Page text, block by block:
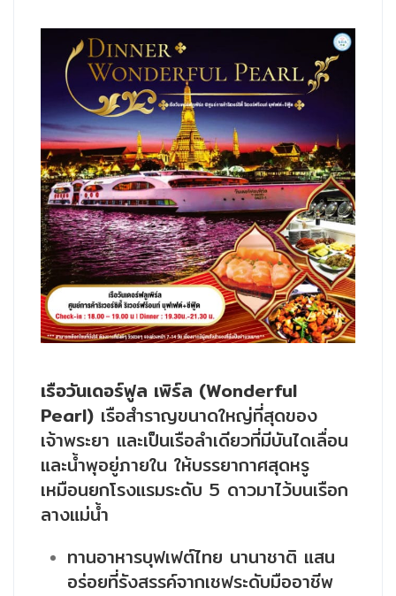
เรือวันเดอร์ฟูล เพิร์ล (Wonderful
Pearl) เรือสำราญขนาดใหญ่ที่สุดของ
เจ้าพระยา และเป็นเรือลำเดียวที่มีบันไดเลื่อน
และน้ำพุอยู่ภายใน ให้บรรยากาศสุดหรู
เหมือนยกโรงแรมระดับ 5 ดาวมาไว้บนเรือก
ลางแม่น้ำ
ทานอาหารบุฟเฟต์ไทย นานาชาติ แสน
อร่อยที่รังสรรค์จากเชฟระดับมืออาชีพ